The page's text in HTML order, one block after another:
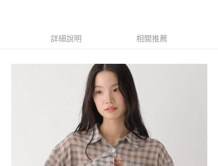
1.本服務由台灣大哥大提供，台灣大哥大用戶可立即使用無須另外申請。
2.付款方式選擇「大哥付你分期」，訂單成立後會自動跳轉到大哥付的交易
流程，驗證手機門號後，選擇欲分期的期數、繳款截止日，確認付款後即完
3.實際核准額度、可分期數及費用金額請依後續交易確認頁面所載為準。
4.訂單成立30分鐘內，如未前往確認交易或遇審核未通過，訂單將自動取
消。如遇「轉專審核」未通過狀況，表示未達大哥付你分期系統評分，恕無
【繳款方式說明】
1.分期款項不併入電信帳單，「大哥付你分期」於每月結算日後寄送繳費提
【關於「AFTEE先享後付」】
AFTEE先享後付是「在收到商品之後才付款」的支付方式。 讓您購物簡單便
１．簡單：不需註冊會員、不需綁卡、不需儲值。
２．便利：只要手機號碼，簡訊認證，即可結帳。
３．安心：先確認商品／服務後，再付款。
【「AFTEE先享後付」結帳流程】
每筆NT$80，滿NT$1,500(含以上)免運費
付款後 全家取貨
詳細說明 相關推薦